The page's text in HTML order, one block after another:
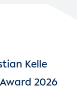
Kelle
2026